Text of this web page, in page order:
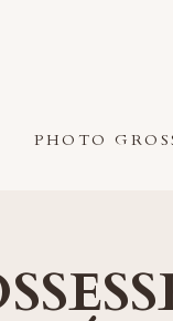
PHOTO